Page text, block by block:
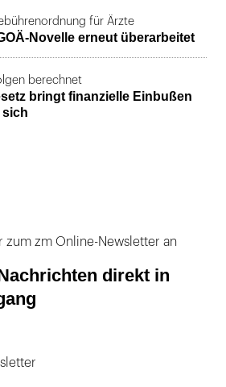
für Ärzte
Novelle erneut überarbeitet
berechnet
bringt finanzielle Einbußen
sich
zum zm Online-Newsletter an
direkt in